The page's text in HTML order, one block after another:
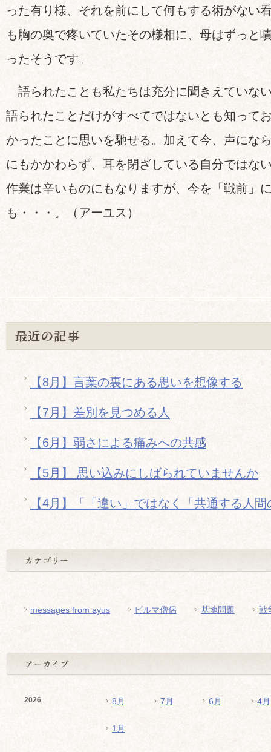
った有り様、それを前にして何もする術がない
も胸の奥で疼いていたその様相に、母はずっと
ったそうです。
語られたことも私たちは充分に聞きえていな
語られたことだけがすべてではないとも知って
かったことに思いを馳せる。加えて今、声にな
にもかかわらず、耳を閉ざしている自分ではな
作業は辛いものにもなりますが、今を「戦前」
も・・・。（アーユス）
最近の記事
【8月】言葉の裏にある思いを想像する
【7月】差別を見つめる人
【6月】弱さによる痛みへの共感
【5月】 思い込みにしばられていませんか
【4月】「「違い」ではなく「共通する人
messages from ayus ビルマ僧侶 基地問題 戦
2026 8月 7月 6月 4月
1月